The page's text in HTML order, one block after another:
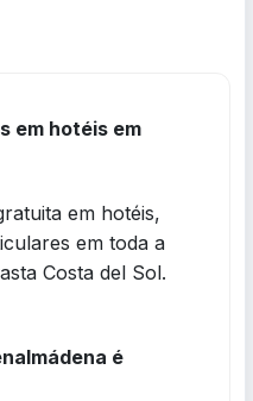
em hotéis em
em hotéis,
em toda a
Costa del Sol.
é